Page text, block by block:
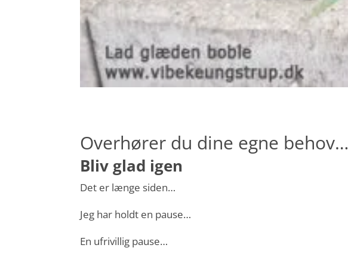
Overhører du dine egne behov…
Bliv glad igen
Det er længe siden…
Jeg har holdt en pause…
En ufrivillig pause…